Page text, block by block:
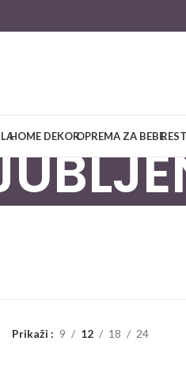
HOME DEKOROPREMA ZA BEBE
Prikaži 9 12 18 24